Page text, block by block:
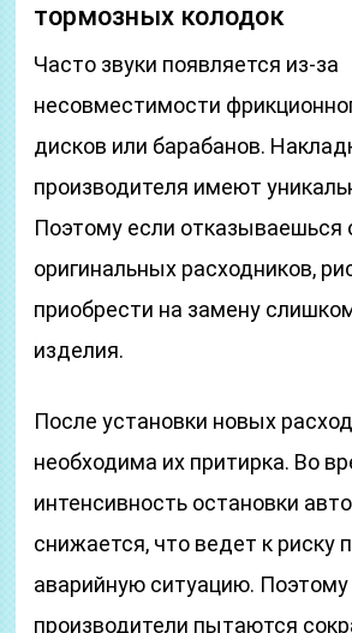
тормозных колодок
Часто звуки появляется из-за
несовместимости
дисков или барабанов.
производителя имеют
Поэтому если отказываешься
оригинальных расходников,
приобрести на замену
изделия.
После установки новых
необходима их притирка. Во
интенсивность остановки
снижается, что ведет к риску
аварийную ситуацию. Поэтому
производители пытаются